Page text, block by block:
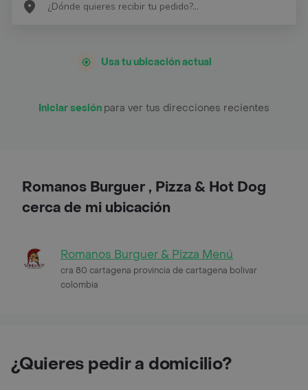
Usa tu ubicación actual
Iniciar sesión para ver tus direcciones recientes
Romanos Burguer , Pizza & Hot Dog
cerca de mi ubicación
Romanos Burguer & Pizza Menú
cra 80 cartagena provincia de cartagena bolivar
colombia
¿Quieres pedir a domicilio?